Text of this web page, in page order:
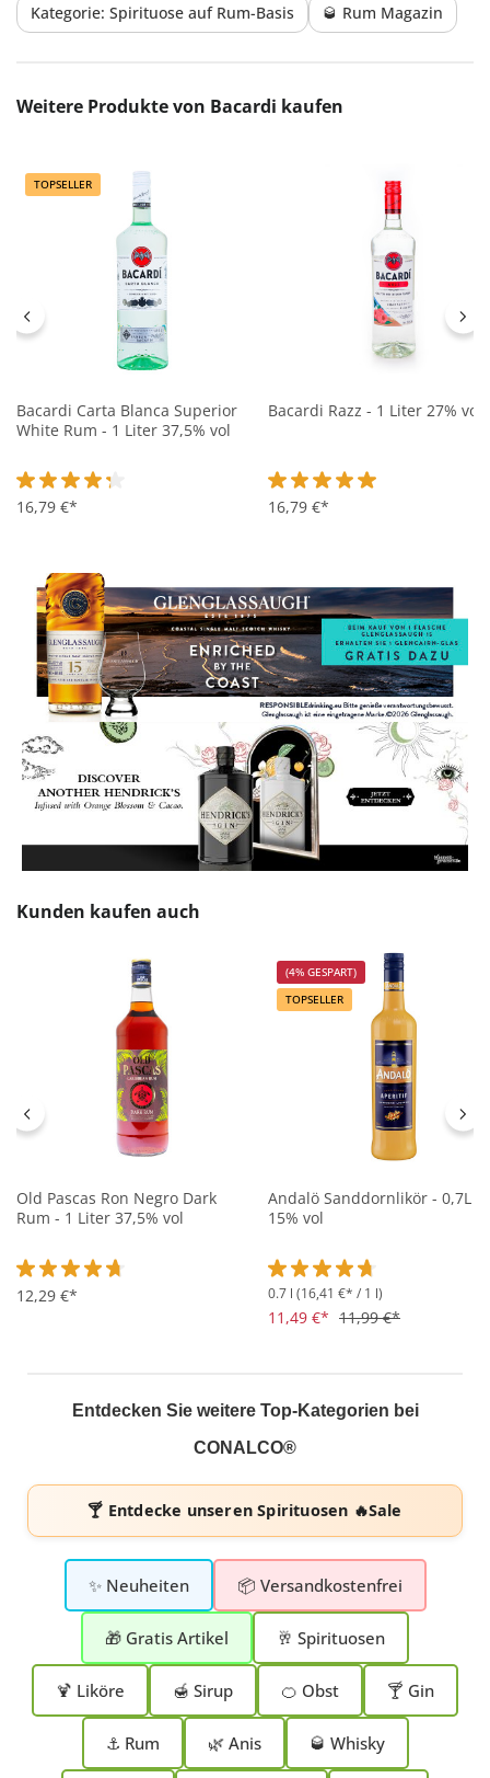
Kategorie: Spirituose auf Rum-Basis 🥃 Rum Magazin
Produktgalerie überspringen
Weitere Produkte von Bacardi kaufen
TOPSELLER
Bacardi Carta Blanca Superior
White Rum - 1 Liter 37,5% vol
Durchschnittliche Bewertung von 4.3 von 5 Sternen
16,79 €*
Bacardi Razz - 1 Liter 27% vol
Durchschnittliche
16,79 €*
Produktgalerie überspringen
Kunden kaufen auch
Old Pascas Ron Negro Dark
Rum - 1 Liter 37,5% vol
Durchschnittliche Bewertung von 4.7 von 5 Sternen
12,29 €*
(4% GESPART)
TOPSELLER
Andalö Sanddornlikör - 0,7L
15% vol
Durchschnittliche
0.7 l (16,41 €* / 1 l)
11,49 €* 11,99 €*
Entdecken Sie weitere Top-Kategorien bei
CONALCO®
🍸 Entdecke unserenSpirituosen 🔥Sale
✨ Neuheiten 📦 Versandkostenfrei
🎁 Gratis Artikel 🥂 Spirituosen
🍹 Liköre 🍯 Sirup 🍊 Obst 🍸 Gin
⚓ Rum 🌿 Anis 🥃 Whisky